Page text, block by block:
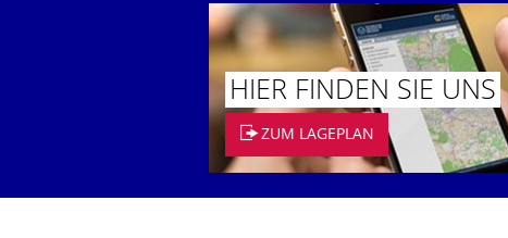
HIER FINDEN SIE UNS
ZUM LAGEPLAN